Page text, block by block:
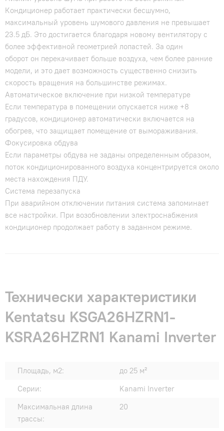
Кондиционер работает практически бесшумно,
максимальный уровень шумового давления не превышает
23.5 дБ. Это достигается благодаря новому вентилятору с
более эффективной геометрией лопастей. За один
оборот он перекачивает больше воздуха, чем более ранние
модели, и это дает возможность существенно снизить
скорость вращения на большинстве режимах.
Автоматическое включение при низкой температуре
Если температура в помещении опускается ниже +8
градусов, кондиционер автоматически включается на
обогрев, что защищает помещение от вымораживания.
Фокусировка обдува
Если параметры обдува не заданы определенным образом,
поток кондиционированного воздуха концентрируется около
места нахождения ПДУ.
Система перезапуска
При аварийном отключении питания система запоминает
все настройки. При возобновлении электроснабжения
кондиционер продолжает работу в заданном режиме.
Технически характеристики
Kentatsu KSGA26HZRN1-
KSRA26HZRN1 Kanami Inverter
Площадь, м2:
до 25 м²
Серии:
Kanami Inverter
Максимальная длина
трассы:
20